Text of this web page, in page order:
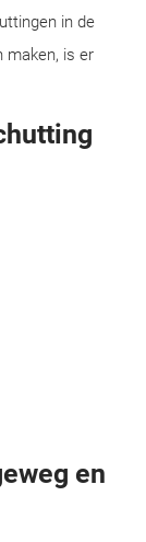
in de
maken, is er
en